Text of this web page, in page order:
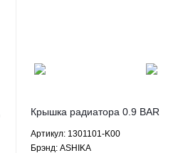
Крышка радиатора 0.9 BAR
H5 Вингл 5 ЗХ Лендмарк -
Артикул: 1301101-K00
Брэнд: ASHIKA